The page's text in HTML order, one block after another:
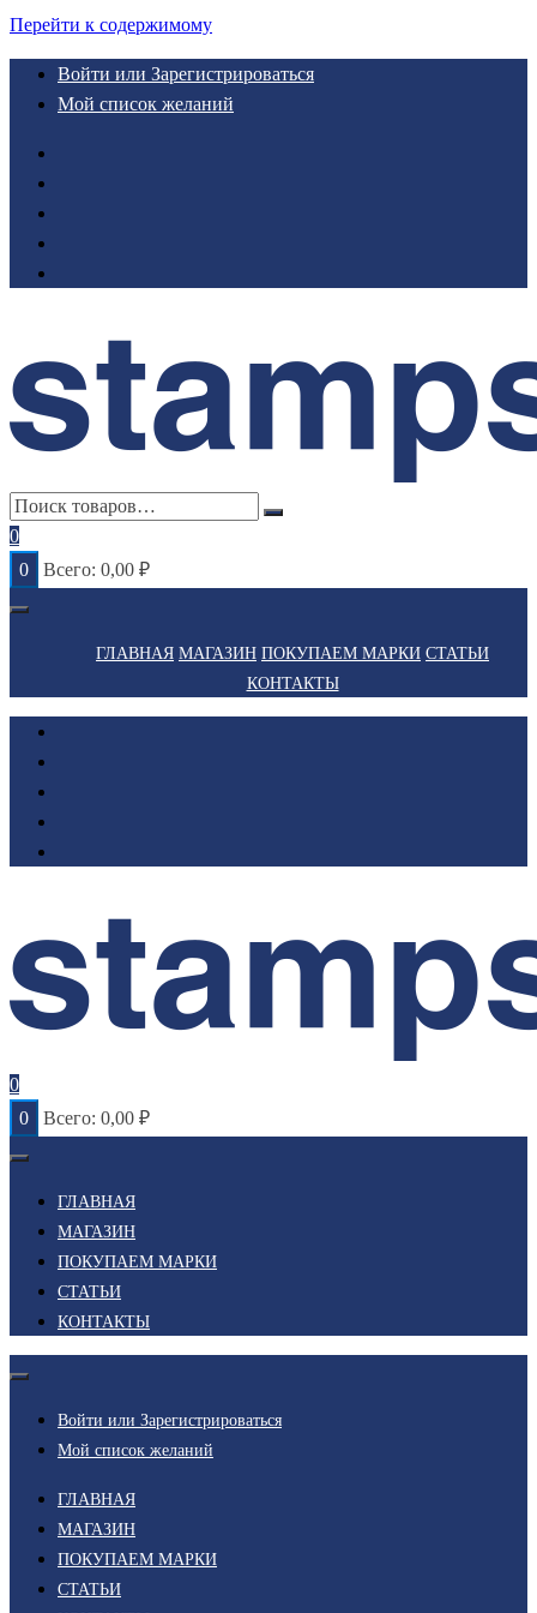
Перейти к содержимому
Войти или Зарегистрироваться
Мой список желаний
0
0
Всего: 0,00 ₽
ГЛАВНАЯ МАГАЗИН ПОКУПАЕМ МАРКИ СТАТЬИ
КОНТАКТЫ
0
0
Всего: 0,00 ₽
ГЛАВНАЯ
МАГАЗИН
ПОКУПАЕМ МАРКИ
СТАТЬИ
КОНТАКТЫ
Войти или Зарегистрироваться
Мой список желаний
ГЛАВНАЯ
МАГАЗИН
ПОКУПАЕМ МАРКИ
СТАТЬИ